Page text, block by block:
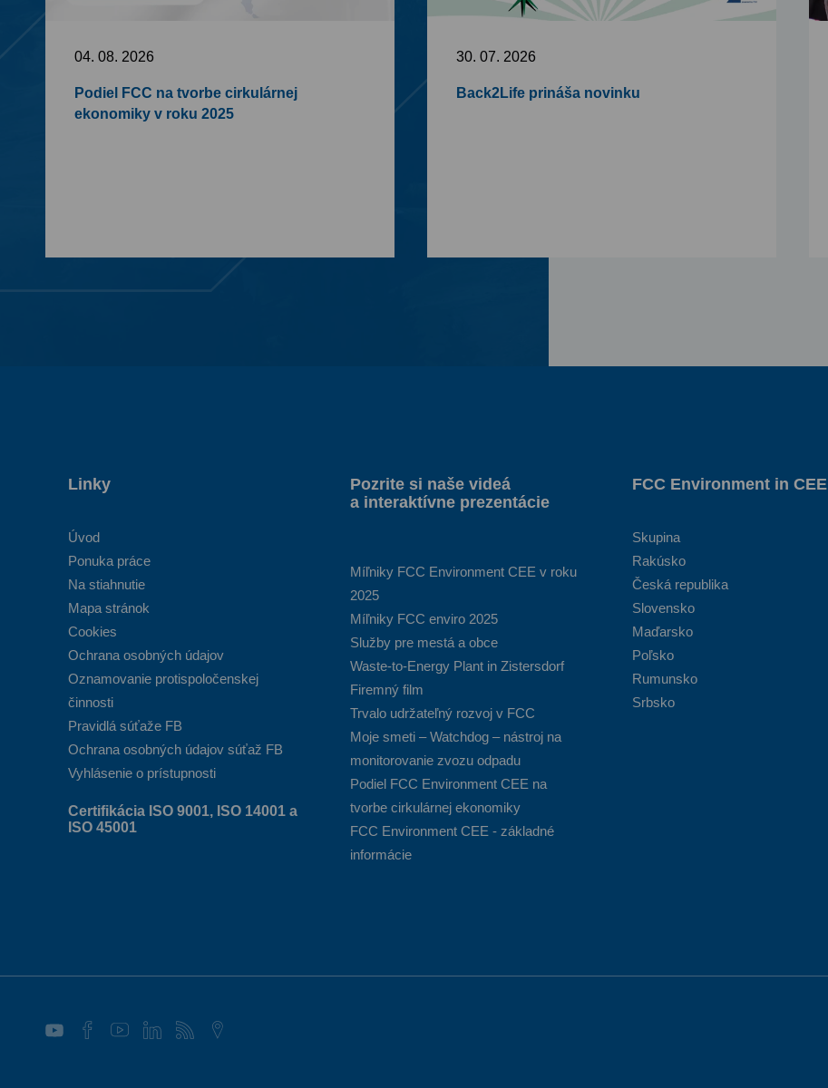
04. 08. 2026
Podiel FCC na tvorbe cirkulárnej
ekonomiky v roku 2025
30. 07. 2026
Back2Life prináša novinku
Linky
Úvod
Ponuka práce
Na stiahnutie
Mapa stránok
Cookies
Ochrana osobných údajov
Oznamovanie protispoločenskej
činnosti
Pravidlá súťaže FB
Ochrana osobných údajov súťaž FB
Vyhlásenie o prístupnosti
Certifikácia ISO 9001, ISO 14001 a
ISO 45001
Pozrite si naše videá
a interaktívne prezentácie
Míľniky FCC Environment CEE v roku
2025
Míľniky FCC enviro 2025
Služby pre mestá a obce
Waste-to-Energy Plant in Zistersdorf
Firemný film
Trvalo udržateľný rozvoj v FCC
Moje smeti – Watchdog – nástroj na
monitorovanie zvozu odpadu
Podiel FCC Environment CEE na
tvorbe cirkulárnej ekonomiky
FCC Environment CEE - základné
informácie
FCC Environment in CEE
Skupina
Rakúsko
Česká republika
Slovensko
Maďarsko
Poľsko
Rumunsko
Srbsko